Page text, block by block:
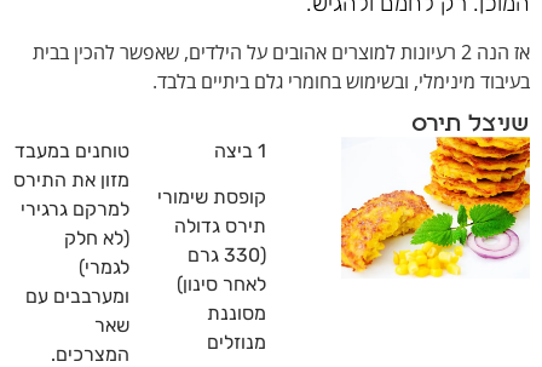
אז הנה 2 רעיונות למוצרים אהובים על הילדים, שאפשר להכין בבית
בעיבוד מינימלי, ובשימוש בחומרי גלם ביתיים בלבד.
שניצל תירס
1 ביצה
קופסת שימורי
תירס גדולה
(330 גרם
לאחר סינון)
מסוננת
מנוזלים
טוחנים במעבד
מזון את התירס
למרקם גרגירי
(לא חלק
לגמרי)
ומערבבים עם
שאר
המצרכים.